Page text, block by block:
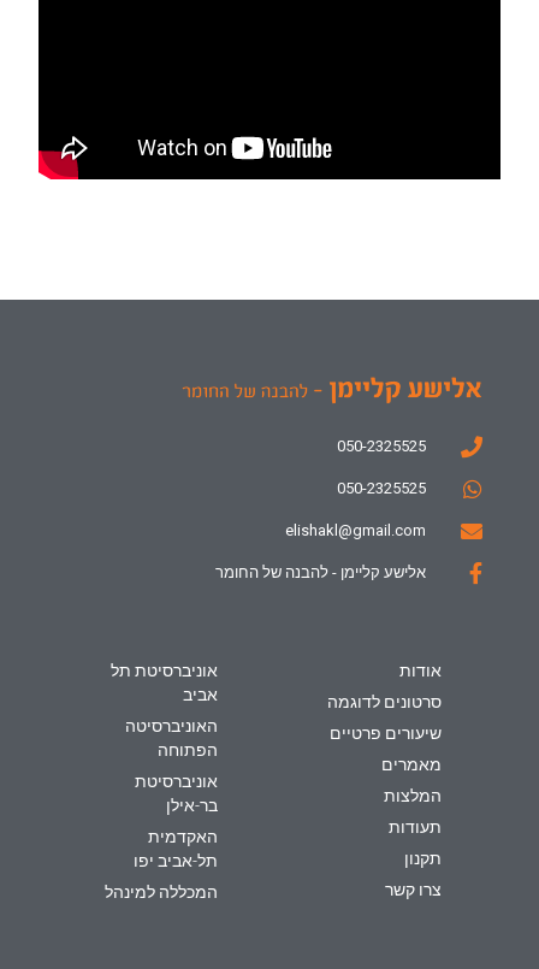
050-2325525
050-2325525
elishakl@gmail.com
אלישע קליימן - להבנה של החומר
אודות
סרטונים לדוגמה
שיעורים פרטיים
מאמרים
המלצות
תעודות
תקנון
צרו קשר
אוניברסיטת תל
אביב
האוניברסיטה
הפתוחה
אוניברסיטת
בר-אילן
האקדמית
תל-אביב יפו
המכללה למינהל